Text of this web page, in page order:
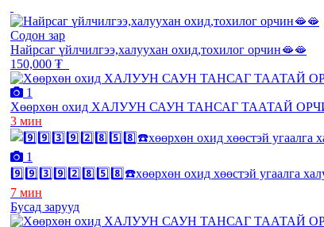
Содон зар
Найрсаг үйлчилгээ,халуухан охид,тохилог орчин🫦🫦
150,000 ₮
1
Хөөрхөн охид ХАЛУУН САУН ТАНСАГ ТААТАЙ
3 мин
1
9️⃣9️⃣3️⃣9️⃣2️⃣8️⃣5️⃣8️⃣☎️хөөрхөн охид хөөстэй угаалга
7 мин
Бусад зарууд